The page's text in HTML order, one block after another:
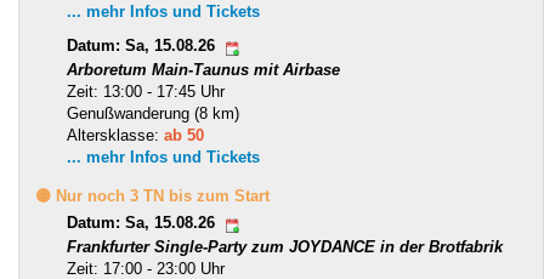
... mehr Infos und Tickets
Datum: Sa, 15.08.26
Arboretum Main-Taunus mit Airbase
Zeit: 13:00 - 17:45 Uhr
Genußwanderung (8 km)
Altersklasse: ab 50
... mehr Infos und Tickets
🟡 Nur noch 3 TN bis zum Start
Datum: Sa, 15.08.26
Frankfurter Single-Party zum JOYDANCE in der Brotfabrik
Zeit: 17:00 - 23:00 Uhr